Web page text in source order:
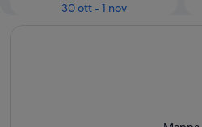
30 ott - 1 nov